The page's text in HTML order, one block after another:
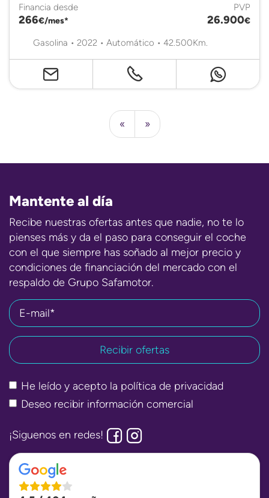
Financia desde
266€/mes*
PVP
26.900€
Gasolina • 2022 • Automático • 42.500Km.
« »
Mantente al día
Recibe nuestras ofertas antes que nadie, no te lo
pienses más y da el paso para conseguir el coche
con el que siempre has soñado al mejor precio y
condiciones de financiación del mercado con el
respaldo de Grupo Safamotor.
E-mail*
He leído y acepto la política de privacidad
Deseo recibir información comercial
¡Siguenos en redes!